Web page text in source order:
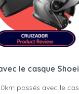
le casque
passés avec le